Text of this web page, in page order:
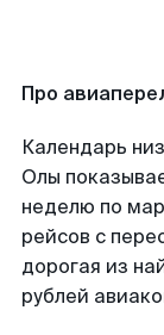
Про
Календарь
Олы
неделю по
рейсов с
дорогая из
рублей